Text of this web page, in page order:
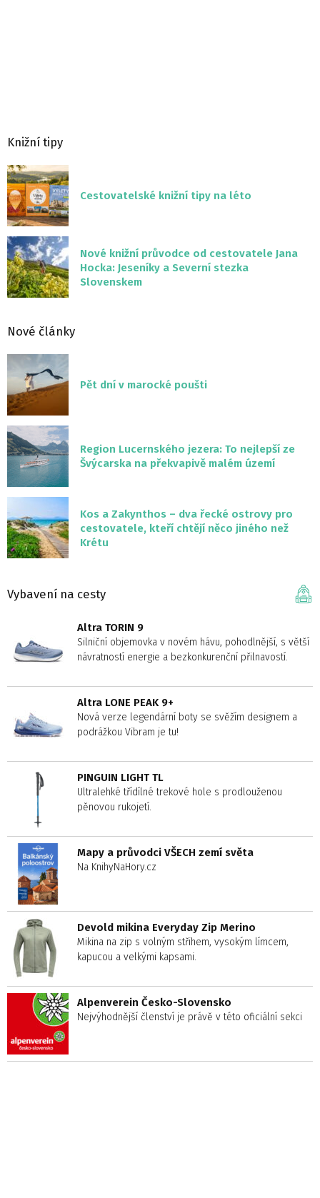
Knižní tipy
Cestovatelské knižní tipy na léto
Nové knižní průvodce od cestovatele Jana
Hocka: Jeseníky a Severní stezka
Slovenskem
Nové články
Pět dní v marocké poušti
Region Lucernského jezera: To nejlepší ze
Švýcarska na překvapivě malém území
Kos a Zakynthos – dva řecké ostrovy pro
cestovatele, kteří chtějí něco jiného než
Krétu
Vybavení na cesty
Altra TORIN 9
Silniční objemovka v novém hávu, pohodlnější, s větší
návratností energie a bezkonkurenční přilnavostí.
Altra LONE PEAK 9+
Nová verze legendární boty se svěžím designem a
podrážkou Vibram je tu!
PINGUIN LIGHT TL
Ultralehké třídílné trekové hole s prodlouženou
pěnovou rukojetí.
Mapy a průvodci VŠECH zemí světa
Na KnihyNaHory.cz
Devold mikina Everyday Zip Merino
Mikina na zip s volným střihem, vysokým límcem,
kapucou a velkými kapsami.
Alpenverein Česko-Slovensko
Nejvýhodnější členství je právě v této oficiální sekci